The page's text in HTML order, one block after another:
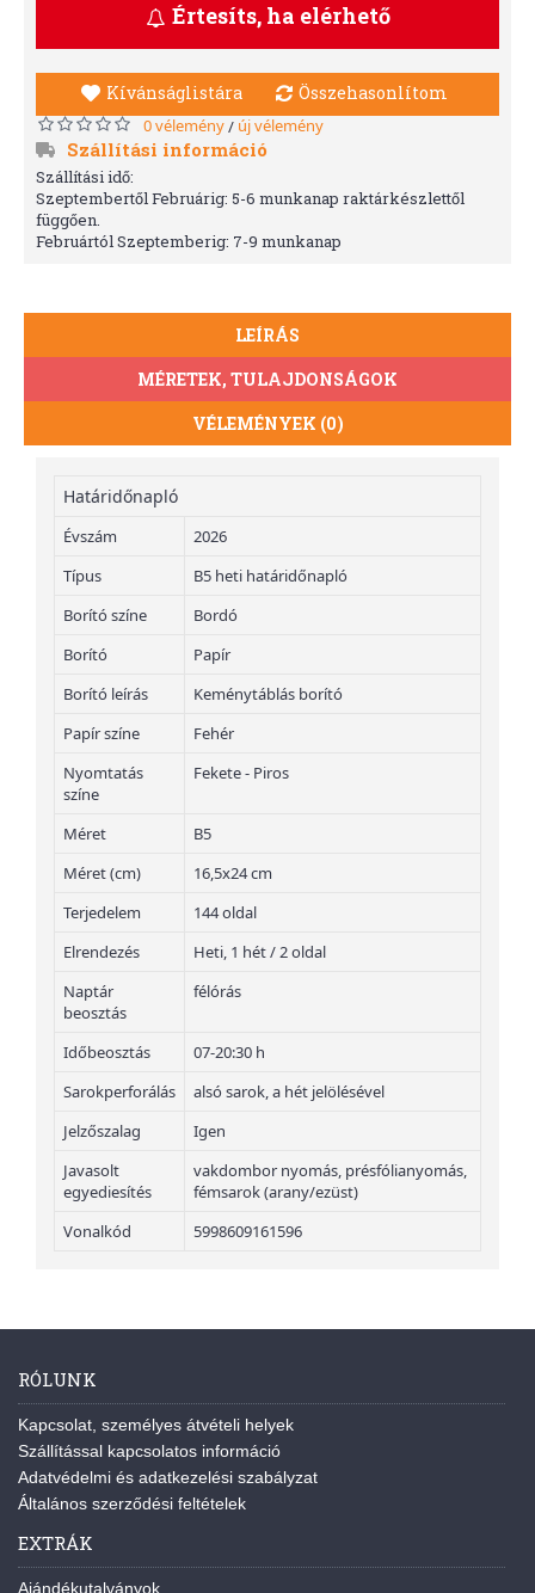
Értesíts, ha elérhető
Kívánságlistára Összehasonlítom
0 vélemény/ új vélemény
Szállítási információ
Szállítási idő:
Szeptembertől Februárig: 5-6 munkanap raktárkészlettől
függően.
Februártól Szeptemberig: 7-9 munkanap
LEÍRÁS
MÉRETEK, TULAJDONSÁGOK
VÉLEMÉNYEK (0)
Határidőnapló
Évszám
2026
Típus
B5 heti határidőnapló
Borító színe
Bordó
Borító
Papír
Borító leírás
Keménytáblás borító
Papír színe
Fehér
Nyomtatás
színe
Fekete - Piros
Méret
B5
Méret (cm)
16,5x24 cm
Terjedelem
144 oldal
Elrendezés
Heti, 1 hét / 2 oldal
Naptár
beosztás
félórás
Időbeosztás
07-20:30 h
Sarokperforálás
alsó sarok, a hét jelölésével
Jelzőszalag
Igen
Javasolt
egyediesítés
vakdombor nyomás, présfólianyomás,
fémsarok (arany/ezüst)
Vonalkód
5998609161596
RÓLUNK
Kapcsolat, személyes átvételi helyek
Szállítással kapcsolatos információ
Adatvédelmi és adatkezelési szabályzat
Általános szerződési feltételek
EXTRÁK
Ajándékutalványok